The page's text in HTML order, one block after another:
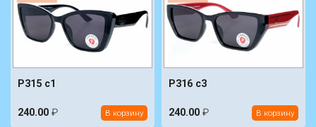
P315 c1
240.00 ₽ В корзину
P316 c3
240.00 ₽ В корзину